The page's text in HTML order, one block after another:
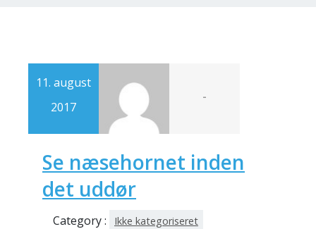
11. august
2017
-
Se næsehornet inden
det uddør
Category : Ikke kategoriseret